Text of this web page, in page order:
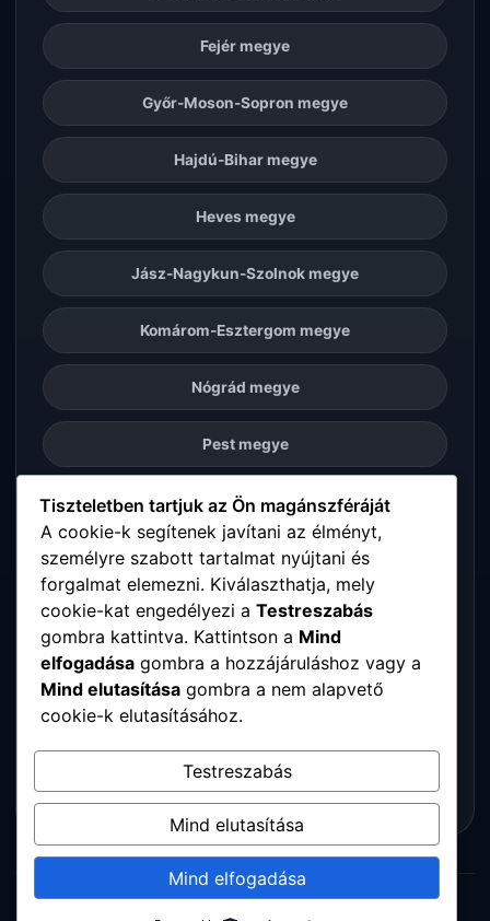
Fejér megye
Győr-Moson-Sopron megye
Hajdú-Bihar megye
Heves megye
Jász-Nagykun-Szolnok megye
Komárom-Esztergom megye
Nógrád megye
Pest megye
Somogy megye
Szabolcs-Szatmár-Bereg megye
Tolna megye
Vas megye
Veszprém megye
Tiszteletben tartjuk az Ön magánszféráját
A cookie-k segítenek javítani az élményt,
személyre szabott tartalmat nyújtani és
forgalmat elemezni. Kiválaszthatja, mely
cookie-kat engedélyezi a Testreszabás
gombra kattintva. Kattintson a Mind
elfogadása gombra a hozzájáruláshoz vagy a
Mind elutasítása gombra a nem alapvető
cookie-k elutasításához.
Testreszabás
Mind elutasítása
Mind elfogadása